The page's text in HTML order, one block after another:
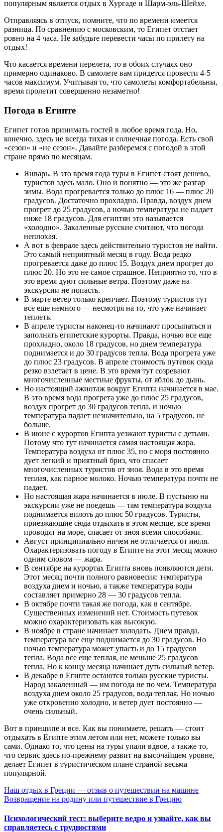
популярным является отдых в Хургаде и Шарм-эль-Шейхе.
Отправляясь в отпуск, помните, что по времени имеется
разница. По сравнению с московским, то Египет отстает
ровно на 4 часа. Не забудьте перевести часы по прилету на
отдых!
Что касается времени перелета, то в обоих случаях оно
примерно одинаково. В самолете вам придется провести 4-5
часов максимум. Учитывая то, что самолеты комфортабельны,
время пролетит совершенно незаметно!
Погода в Египте
Египет готов принимать гостей в любое время года. Но,
конечно, здесь не всегда тихая и солнечная погода. Есть свой
«сезон» и «не сезон». Давайте разберемся с погодой в этой
стране прямо по месяцам.
Январь. В это время года туры в Египет стоят дешево,
туристов здесь мало. Оно и понятно — это же разгар
зимы. Вода прогревается только до плюс 16 — плюс 20
градусов. Достаточно прохладно. Правда, воздух днем
прогрет до 25 градусов, а ночью температура не падает
ниже 18 градусов. Для египтян это называется
«холодно». Закаленные русские считают, что погода
неплохая.
А вот в феврале здесь действительно туристов не найти.
Это самый неприятный месяц в году. Вода редко
прогревается даже до плюс 15. Воздух днем прогрет до
плюс 20. Но это не самое страшное. Неприятно то, что в
это время дуют сильные ветра. Поэтому даже на
экскурсии не попасть.
В марте ветер только крепчает. Поэтому туристов тут
все еще немного — несмотря на то, что уже начинает
теплеть.
В апреле туристы наконец-то начинают просыпаться и
заполнять египетские курорты. Правда, ночью все еще
прохладно, около 18 градусов, но днем температура
поднимается и до 30 градусов тепла. Вода прогрета уже
до плюс 23 градусов. В апреле стоимость путевок сюда
резко взлетает в цене. В это время тут созревают
многочисленные местные фрукты, от яблок до дынь.
Но настоящий ажиотаж вокруг Египта начинается в мае.
В это время вода прогрета уже до плюс 25 градусов,
воздух прогрет до 30 градусов тепла, и ночью
температура падает незначительно, на 5 градусов, не
больше.
В июне с курортов Египта уезжают туристы с детьми.
Потому что тут начинается самая настоящая жара.
Температура воздуха от плюс 35, но с моря постоянно
дует легкий и приятный бриз, что спасает
многочисленных туристов от зноя. Вода в это время
теплая, как парное молоко. Ночью температура почти не
падает.
Но настоящая жара начинается в июле. В пустыню на
экскурсии уже не поедешь — там температура воздуха
поднимается вплоть до плюс 50 градусов. Туристы,
приезжающие сюда отдыхать в этом месяце, все время
проводят на море, спасает от зноя всеми способами.
Август принципиально ничем не отличается от июля.
Охарактеризовать погоду в Египте на этот месяц можно
одним словом — жара.
В сентябре на курортах Египта вновь появляются дети.
Этот месяц почти полного равновесия: температура
воздуха днем и ночью, а также температура воды
составляет примерно 28 — 30 градусов тепла.
В октябре почти такая же погода, как в сентябре.
Существенных изменений нет. Стоимость путевок
можно охарактеризовать как высокую.
В ноябре в стране начинает холодать. Днем правда,
температура все еще поднимается до 30 градусов. Но
ночью температура может упасть и до 15 градусов
тепла. Вода все еще теплая, не меньше 25 градусов
тепла. Но к концу месяца начинает дуть сильный ветер.
В декабре в Египте остаются только русские туристы.
Народ закаленный — им погода не по чем. Температура
воздуха днем около 25 градусов, вода теплая. Но ночью
уже откровенно холодно, и ветер дует постоянно —
очень сильный.
Вот в принципе и все. Как вы понимаете, решать — стоит
отдыхать в Египте этим летом или нет, можете только вы
сами. Однако то, что цены на туры упали вдвое, а также то,
что сервис здесь по-прежнему развит на высочайшем уровне,
делает Египет в туристическом плане страной весьма
популярной.
Навигация
по
записям
Наш отдых в Греции — отзыв о путешествии на машине
Возвращение на родину или путешествие в Грецию
Психологический тест: выберите ведро и узнайте, как вы
справляетесь с трудностями